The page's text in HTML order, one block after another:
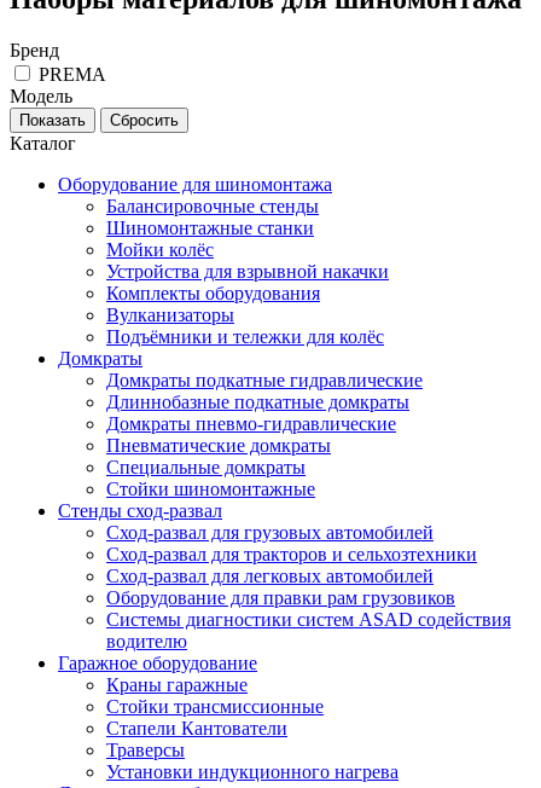
Бренд
PREMA
Модель
Каталог
Оборудование для шиномонтажа
Балансировочные стенды
Шиномонтажные станки
Мойки колёс
Устройства для взрывной накачки
Комплекты оборудования
Вулканизаторы
Подъёмники и тележки для колёс
Домкраты
Домкраты подкатные гидравлические
Длиннобазные подкатные домкраты
Домкраты пневмо-гидравлические
Пневматические домкраты
Специальные домкраты
Стойки шиномонтажные
Стенды сход-развал
Сход-развал для грузовых автомобилей
Сход-развал для тракторов и сельхозтехники
Сход-развал для легковых автомобилей
Оборудование для правки рам грузовиков
Системы диагностики систем ASAD содействия
водителю
Гаражное оборудование
Краны гаражные
Стойки трансмиссионные
Стапели Кантователи
Траверсы
Установки индукционного нагрева